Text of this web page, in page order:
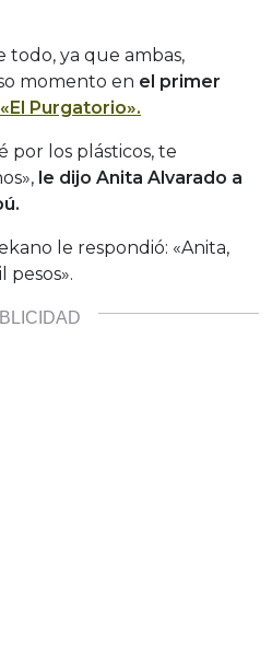
todo, ya que ambas,
momento en el primer
«El Purgatorio».
por los plásticos, te
le dijo Anita Alvarado a
le respondió: «Anita,
pesos».